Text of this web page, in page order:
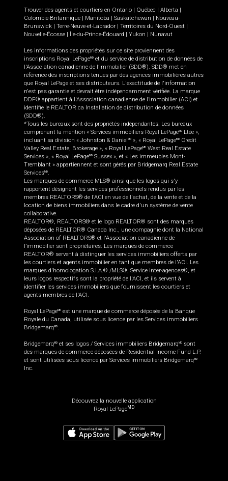
Trouver des agents et courtiers en Ontario Québec Alberta
Colombie-Britannique
Manitoba Saskatchewan
Nouveau-
Brunswick
Terre-Neuve-et-Labrador Territoires du Nord-Ouest
Nouvelle-Écosse
Île-du-Prince-Édouard Yukon Nunavut
Les informations des propriétés sur ce site proviennent des
inscriptions Royal LePageMD et du service de distribution de données de
l'Association canadienne de l’immobilier (SDD®). SDD® met en
référence des inscriptions tenues par des agences immobilières autres
que Royal LePage et ses distributeurs. L'exactitude de l'information
n'est pas garantie et devrait être indépendamment vérifiée. La marque
DDF® appartient à l'Association canadienne de l’immobilier (ACI) et
identifie le REALTOR.ca Installation de distribution de données
(SDD®).
*Tous les bureaux sont des propriétés indépendantes. Les bureaux
comprenant la mention « Services immobiliers Royal LePageMD
Ltée »,
incluant sa division « Johnston & Daniel MD », « Royal LePageMD
Credit
Valley Real Estate, Brokerage », « Royal LePageMD West Real Estate
Services », « Royal LePageMD Sussex », et « Les immeubles Mont-
Tremblant » appartiennent et sont gérés par Bridgemarq Real Estate
ServicesMD.
Les marques de commerce MLS® ainsi que les logos qui s'y
rapportent désignent les services professionnels rendus par les
membres REALTORS® de l'ACI en vue de l'achat, de la vente et de la
location de biens immobiliers dans le cadre d'un système de vente
collaborative.
REALTOR®, REALTORS® et le logo REALTOR® sont des marques
déposées de REALTOR® Canada Inc., une compagnie dont la National
Association of REALTORS® et l'Association canadienne de
l’immobilier sont propriétaires. Les marques de commerce
REALTOR® servent à distinguer les services immobiliers offerts par
les courtiers et agents immobilier en tant que membres de l'ACI. Les
marques d'homologation S.I.A.® /MLS®, Service inter-agences®, et
leurs logos respectifs sont la propriété de l'ACI, et ils servent à
identifier les services immobiliers que fournissent les courtiers et
agents membres de l'ACI.
Royal LePageMD est une marque de commerce déposée de la Banque
Royale du Canada, utilisée sous licence par les Services immobiliers
BridgemarqMD.
BridgemarqMD et ses logos / Services immobiliers BridgemarqMD
sont
des marques de commerce déposées de Residential Income Fund L.P.
et sont utilisées sous licence par Services immobiliers BridgemarqMD
Inc.
Découvrez la nouvelle application
Royal LePageMD